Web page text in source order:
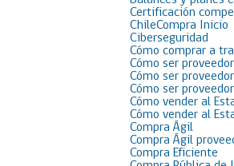
Certificación
ChileCompra Inicio
Ciberseguridad
Cómo comprar a
Cómo ser
Cómo ser
Cómo ser
Cómo vender al
Cómo vender al
Compra Ágil
Compra Ágil
Compra Eficiente